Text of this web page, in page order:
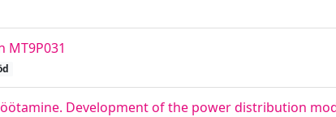
MT9P031
Development of the power distribution